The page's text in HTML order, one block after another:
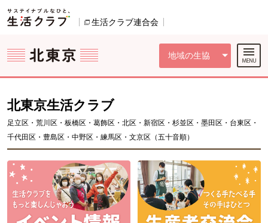
ページの先頭です。
生活クラブ連合会
地域の生協
ここからサイト内共通メニューです。
サイト内共通メニューをスキップする
サイト内共通メニューここまで。
北東京生活クラブ
足立区・荒川区・板橋区・葛飾区・北区・新宿区・杉並区・墨田区・台東区・
千代田区・豊島区・中野区・練馬区・文京区（五十音順）